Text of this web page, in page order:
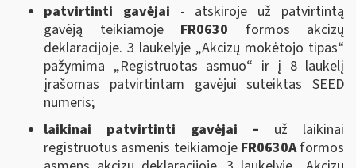
patvirtinti gavėjai - atskiroje už patvirtintą
gavėją teikiamoje FR0630 formos akcizų
deklaracijoje. 3 laukelyje „Akcizų mokėtojo tipas“
pažymima „Registruotas asmuo“ ir į 8 laukelį
įrašomas patvirtintam gavėjui suteiktas SEED
numeris;
laikinai patvirtinti gavėjai – už laikinai
registruotus asmenis teikiamojeFR0630Aformos